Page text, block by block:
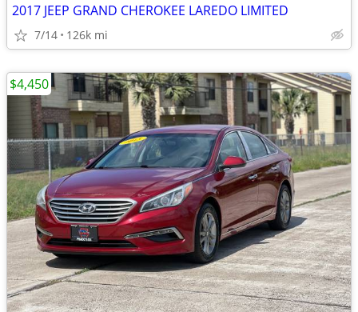
2017 JEEP GRAND CHEROKEE LAREDO LIMITED
7/14 126k mi
$4,450